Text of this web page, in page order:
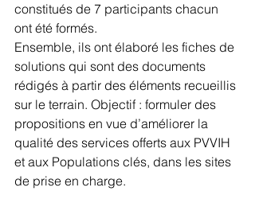
constitués de 7 participants chacun
ont été formés.
Ensemble, ils ont élaboré les fiches de
solutions qui sont des documents
rédigés à partir des éléments recueillis
sur le terrain. Objectif : formuler des
propositions en vue d’améliorer la
qualité des services offerts aux PVVIH
et aux Populations clés, dans les sites
de prise en charge.